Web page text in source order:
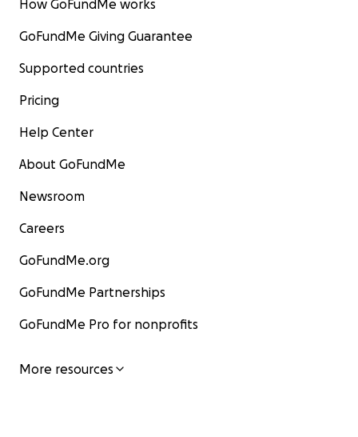
How GoFundMe works
GoFundMe Giving Guarantee
Supported countries
Pricing
Help Center
About GoFundMe
Newsroom
Careers
GoFundMe.org
GoFundMe Partnerships
GoFundMe Pro for nonprofits
More resources